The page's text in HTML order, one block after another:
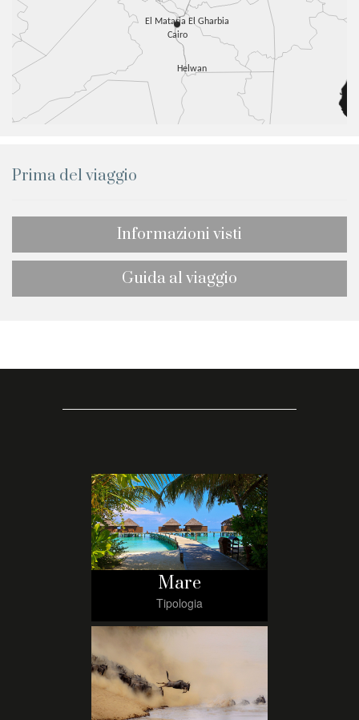
Prima del viaggio
Informazioni visti
Guida al viaggio
Mare
Tipologia